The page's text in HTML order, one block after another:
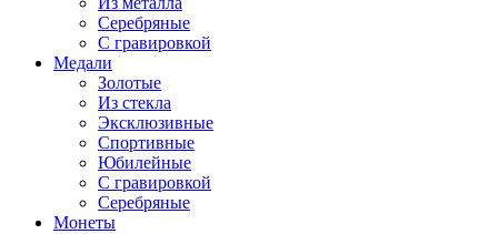
Серебряные
С гравировкой
Медали
Золотые
Из стекла
Эксклюзивные
Спортивные
Юбилейные
С гравировкой
Серебряные
Монеты